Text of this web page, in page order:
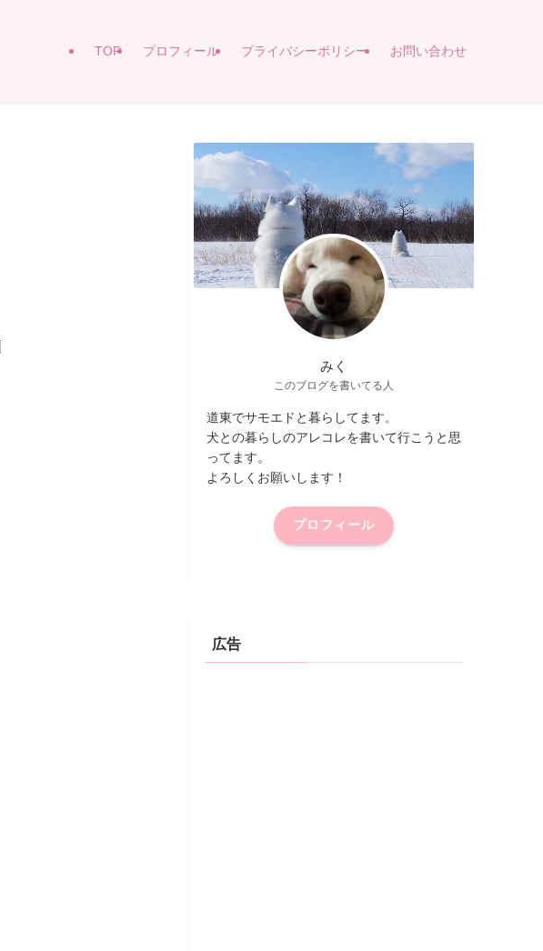
TOP プロフィール プライバシーポリシー お問い合わせ
みく
このブログを書いてる人
道東でサモエドと暮らしてます。
犬との暮らしのアレコレを書いて行こうと思
ってます。
よろしくお願いします！
プロフィール
広告